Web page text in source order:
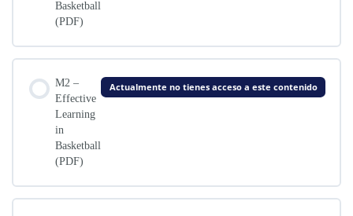
Basketball
(PDF)
M2 –
Effective
Learning
in
Basketball
(PDF)
Actualmente no tienes acceso a este contenido